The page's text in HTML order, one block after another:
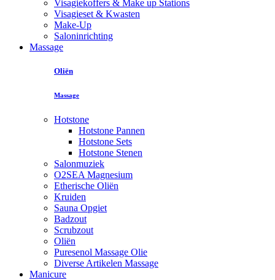
Visagiekoffers & Make up Stations
Visagieset & Kwasten
Make-Up
Saloninrichting
Massage
Oliën
Massage
Hotstone
Hotstone Pannen
Hotstone Sets
Hotstone Stenen
Salonmuziek
O2SEA Magnesium
Etherische Oliën
Kruiden
Sauna Opgiet
Badzout
Scrubzout
Oliën
Puresenol Massage Olie
Diverse Artikelen Massage
Manicure